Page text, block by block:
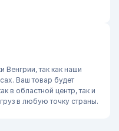
Венгрии, так как наши
Ваш товар будет
в областной центр, так и
в любую точку страны.